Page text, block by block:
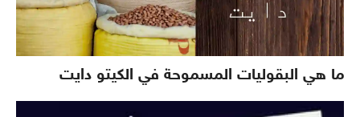
ما هي البقوليات المسموحة في الكيتو دايت